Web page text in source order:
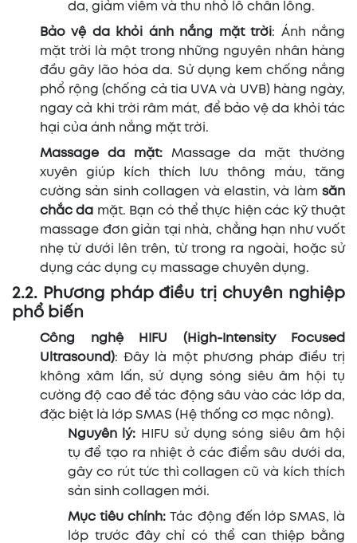
da, giảm viêm và thu nhỏ lỗ chân lông.
Bảo vệ da khỏi ánh nắng mặt trời: Ánh nắng
mặt trời là một trong những nguyên nhân hàng
đầu gây lão hóa da. Sử dụng kem chống nắng
phổ rộng (chống cả tia UVA và UVB) hàng ngày,
ngay cả khi trời râm mát, để bảo vệ da khỏi tác
hại của ánh nắng mặt trời.
Massage da mặt: Massage da mặt thường
xuyên giúp kích thích lưu thông máu, tăng
cường sản sinh collagen và elastin, và làm săn
chắc da mặt. Bạn có thể thực hiện các kỹ thuật
massage đơn giản tại nhà, chẳng hạn như vuốt
nhẹ từ dưới lên trên, từ trong ra ngoài, hoặc sử
dụng các dụng cụ massage chuyên dụng.
2.2. Phương pháp điều trị chuyên nghiệp
phổ biến
Công nghệ HIFU (High-Intensity Focused
Ultrasound): Đây là một phương pháp điều trị
không xâm lấn, sử dụng sóng siêu âm hội tụ
cường độ cao để tác động sâu vào các lớp da,
đặc biệt là lớp SMAS (Hệ thống cơ mạc nông).
Nguyên lý: HIFU sử dụng sóng siêu âm hội
tụ để tạo ra nhiệt ở các điểm sâu dưới da,
gây co rút tức thì collagen cũ và kích thích
sản sinh collagen mới.
Mục tiêu chính: Tác động đến lớp SMAS, là
lớp trước đây chỉ có thể can thiệp bằng